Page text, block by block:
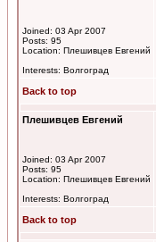
Joined: 03 Apr 2007
Posts: 95
Location: Плешивцев Евгений
Interests: Волгоград
Back to top
Плешивцев Евгений
Joined: 03 Apr 2007
Posts: 95
Location: Плешивцев Евгений
Interests: Волгоград
Back to top